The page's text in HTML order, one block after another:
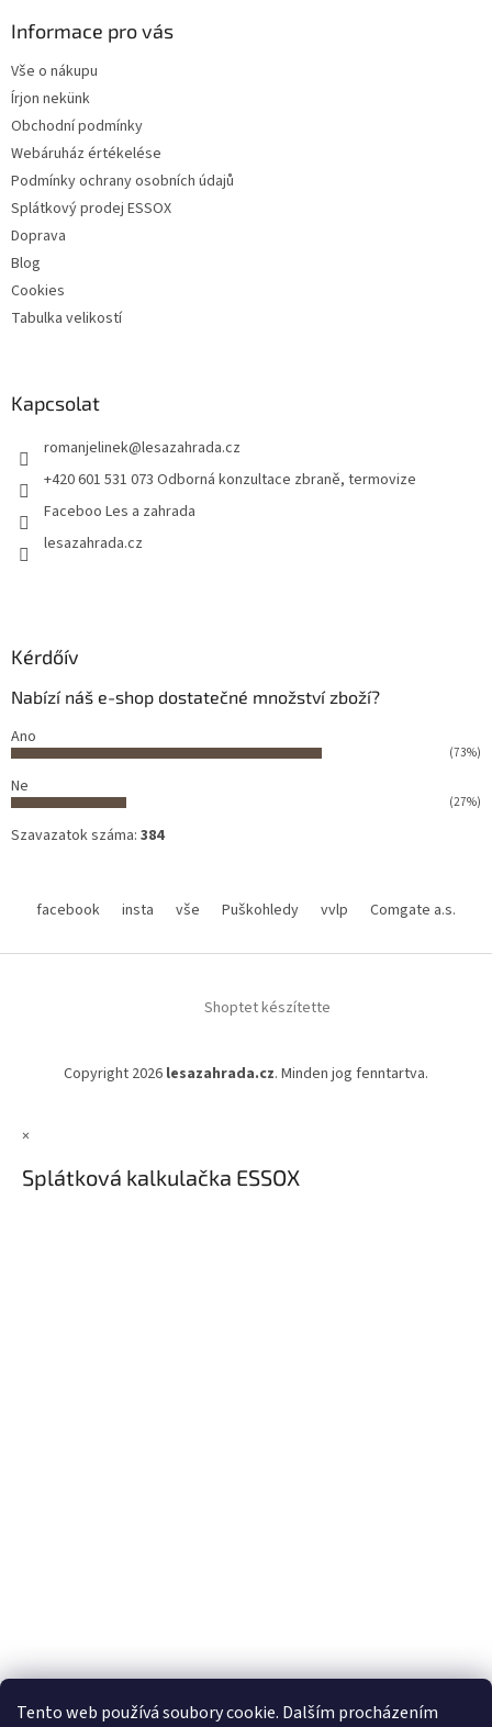
Tento web používá soubory cookie. Dalším procházením
Informace pro vás
Vše o nákupu
Írjon nekünk
Obchodní podmínky
Webáruház értékelése
Podmínky ochrany osobních údajů
Splátkový prodej ESSOX
Doprava
Blog
Cookies
Tabulka velikostí
Kapcsolat
romanjelinek@lesazahrada.cz
+420 601 531 073 Odborná konzultace zbraně, termovize
Faceboo Les a zahrada
lesazahrada.cz
Kérdőív
Nabízí náš e-shop dostatečné množství zboží?
Ano
(73%)
Ne
(27%)
Szavazatok száma: 384
facebook insta vše Puškohledy vvlp Comgate a.s.
Shoptet készítette
Copyright 2026 lesazahrada.cz. Minden jog fenntartva.
×
Splátková kalkulačka ESSOX